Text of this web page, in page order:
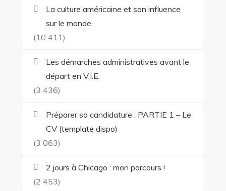
La culture américaine et son influence
sur le monde
(10 411)
Les démarches administratives avant le
départ en V.I.E.
(3 436)
Préparer sa candidature : PARTIE 1 – Le
CV (template dispo)
(3 063)
2 jours à Chicago : mon parcours !
(2 453)